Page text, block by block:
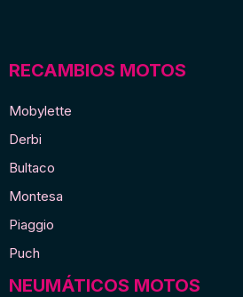
RECAMBIOS MOTOS
Mobylette
Derbi
Bultaco
Montesa
Piaggio
Puch
NEUMÁTICOS MOTOS